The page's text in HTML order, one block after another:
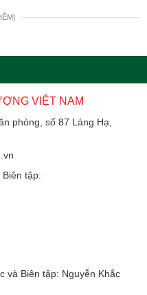
VIỆT NAM
phòng, số 87 Láng Hạ,
tập:
và Biên tập: Nguyễn Khắc